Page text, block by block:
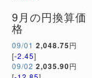
9月の円換算価
格
09/01 2,048.75円
[-2.45]
09/02 2,035.90円